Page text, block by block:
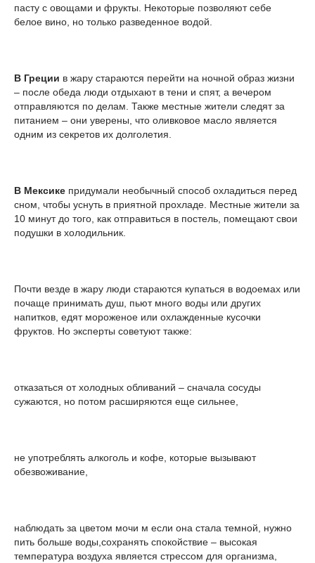
пасту с овощами и фрукты. Некоторые позволяют себе
белое вино, но только разведенное водой.
В Греции в жару стараются перейти на ночной образ жизни
– после обеда люди отдыхают в тени и спят, а вечером
отправляются по делам. Также местные жители следят за
питанием – они уверены, что оливковое масло является
одним из секретов их долголетия.
В Мексике придумали необычный способ охладиться перед
сном, чтобы уснуть в приятной прохладе. Местные жители за
10 минут до того, как отправиться в постель, помещают свои
подушки в холодильник.
Почти везде в жару люди стараются купаться в водоемах или
почаще принимать душ, пьют много воды или других
напитков, едят мороженое или охлажденные кусочки
фруктов. Но эксперты советуют также:
отказаться от холодных обливаний – сначала сосуды
сужаются, но потом расширяются еще сильнее,
не употреблять алкоголь и кофе, которые вызывают
обезвоживание,
наблюдать за цветом мочи м если она стала темной, нужно
пить больше воды,сохранять спокойствие – высокая
температура воздуха является стрессом для организма,